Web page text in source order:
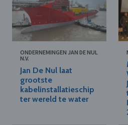
ONDERNEMINGEN JAN DE NUL
N.V.
Jan De Nul laat
grootste
kabelinstallatieschip
ter wereld te water